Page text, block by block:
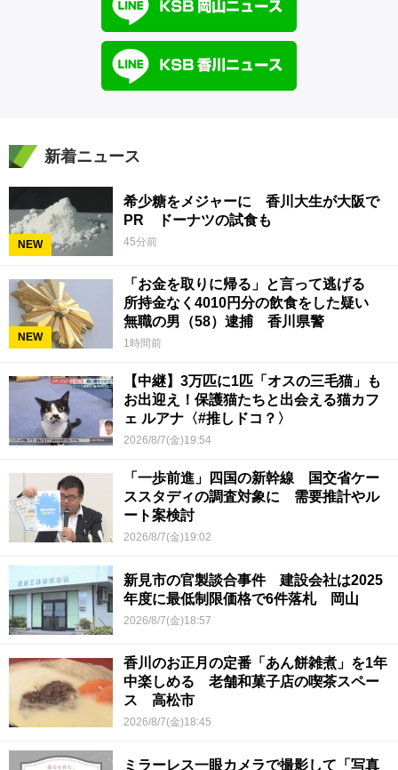
新着ニュース
NEW
希少糖をメジャーに 香川大生が大阪で
PR ドーナツの試食も
45分前
NEW
「お金を取りに帰る」と言って逃げる
所持金なく4010円分の飲食をした疑い
無職の男（58）逮捕 香川県警
1時間前
【中継】3万匹に1匹「オスの三毛猫」も
お出迎え！保護猫たちと出会える猫カフ
ェ ルアナ〈#推しドコ？〉
2026/8/7(金)19:54
「一歩前進」四国の新幹線 国交省ケー
ススタディの調査対象に 需要推計やル
ート案検討
2026/8/7(金)19:02
新見市の官製談合事件 建設会社は2025
年度に最低制限価格で6件落札 岡山
2026/8/7(金)18:57
香川のお正月の定番「あん餅雑煮」を1年
中楽しめる 老舗和菓子店の喫茶スペー
ス 高松市
2026/8/7(金)18:45
ミラーレス一眼カメラで撮影して「写真